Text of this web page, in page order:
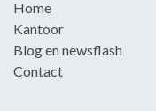
Home
Kantoor
Blog en newsflash
Contact